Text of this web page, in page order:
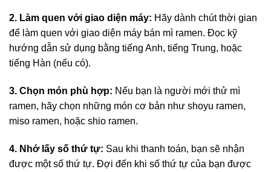
2. Làm quen với giao diện máy: Hãy dành chút thời gian
để làm quen với giao diện máy bán mì ramen. Đọc kỹ
hướng dẫn sử dụng bằng tiếng Anh, tiếng Trung, hoặc
tiếng Hàn (nếu có).
3. Chọn món phù hợp: Nếu bạn là người mới thử mì
ramen, hãy chọn những món cơ bản như shoyu ramen,
miso ramen, hoặc shio ramen.
4. Nhớ lấy số thứ tự: Sau khi thanh toán, bạn sẽ nhận
được một số thứ tự. Đợi đến khi số thứ tự của bạn được